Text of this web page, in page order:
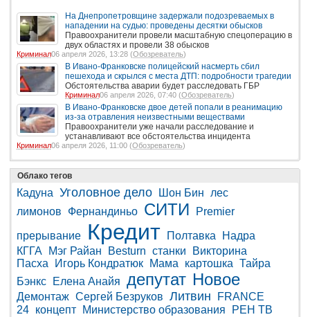
На Днепропетровщине задержали подозреваемых в
нападении на судью: проведены десятки обысков
Правоохранители провели масштабную спецоперацию в
двух областях и провели 38 обысков
Криминал06 апреля 2026, 13:28 (Обозреватель)
В Ивано-Франковске полицейский насмерть сбил
пешехода и скрылся с места ДТП: подробности трагедии
Обстоятельства аварии будет расследовать ГБР
Криминал06 апреля 2026, 07:40 (Обозреватель)
В Ивано-Франковске двое детей попали в реанимацию
из-за отравления неизвестными веществами
Правоохранители уже начали расследование и
устанавливают все обстоятельства инцидента
Криминал06 апреля 2026, 11:00 (Обозреватель)
Облако тегов
Кадуна Уголовное дело Шон Бин
лес
лимонов
Фернандиньо СИТИ Premier
прерывание Кредит Полтавка
Надра
КГГА
Мэг Райан Besturn станки
Викторина
Пасха
Игорь Кондратюк Мама картошка Тайра
Бэнкс
Елена Анайя депутат Новое
Демонтаж Сергей Безруков Литвин
FRANCE
24 концепт Министерство образования
РЕН ТВ